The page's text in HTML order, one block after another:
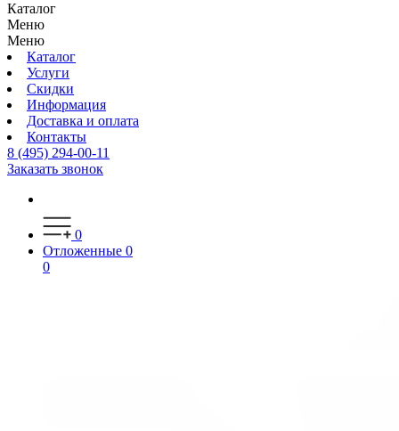
Каталог
Меню
Меню
Каталог
Услуги
Скидки
Информация
Доставка и оплата
Контакты
8 (495) 294-00-11
Заказать звонок
0
Отложенные 0
0